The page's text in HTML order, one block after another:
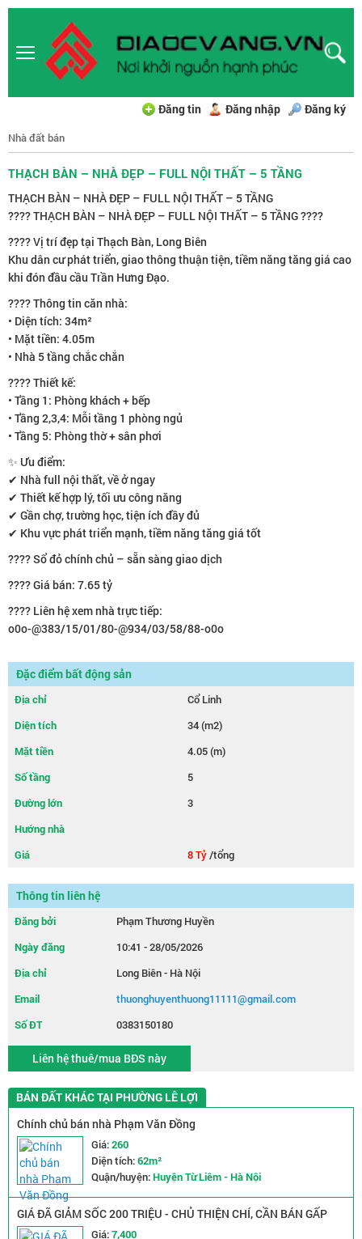
Đăng tin Đăng nhập Đăng ký
Nhà đất bán
THẠCH BÀN – NHÀ ĐẸP – FULL NỘI THẤT – 5 TẦNG
THẠCH BÀN – NHÀ ĐẸP – FULL NỘI THẤT – 5 TẦNG
???? THẠCH BÀN – NHÀ ĐẸP – FULL NỘI THẤT – 5 TẦNG ????
???? Vị trí đẹp tại Thạch Bàn, Long Biên
Khu dân cư phát triển, giao thông thuận tiện, tiềm năng tăng giá cao
khi đón đầu cầu Trần Hưng Đạo.
???? Thông tin căn nhà:
• Diện tích: 34m²
• Mặt tiền: 4.05m
• Nhà 5 tầng chắc chắn
???? Thiết kế:
• Tầng 1: Phòng khách + bếp
• Tầng 2,3,4: Mỗi tầng 1 phòng ngủ
• Tầng 5: Phòng thờ + sân phơi
✨ Ưu điểm:
✔ Nhà full nội thất, về ở ngay
✔ Thiết kế hợp lý, tối ưu công năng
✔ Gần chợ, trường học, tiện ích đầy đủ
✔ Khu vực phát triển mạnh, tiềm năng tăng giá tốt
???? Sổ đỏ chính chủ – sẵn sàng giao dịch
???? Giá bán: 7.65 tỷ
???? Liên hệ xem nhà trực tiếp:
o0o-@383/15/01/80-@934/03/58/88-o0o
Đặc điểm bất động sản
Địa chỉ
Cổ Linh
Diện tích
34 (m2)
Mặt tiền
4.05 (m)
Số tầng
5
Đường lớn
3
Hướng nhà
Giá
8 Tỷ/tổng
Thông tin liên hệ
Đăng bởi
Phạm Thương Huyền
Ngày đăng
10:41 - 28/05/2026
Địa chỉ
Long Biên - Hà Nội
Email
thuonghuyenthuong11111@gmail.com
Số ĐT
0383150180
Liên hệ thuê/mua BĐS này
BÁN ĐẤT KHÁC TẠI PHƯỜNG LÊ LỢI
Chính chủ bán nhà Phạm Văn Đồng
Giá:260
Diện tích:62m²
Quận/huyện:Huyện Từ Liêm - Hà Nội
GIÁ ĐÃ GIẢM SỐC 200 TRIỆU - CHỦ THIỆN CHÍ, CẦN BÁN GẤP
NHÀ TRẦN QUỐC VƯỢNG - NGÕ NÔNG RỘNG - 2 MẶT THOÁNG
Giá:7,400